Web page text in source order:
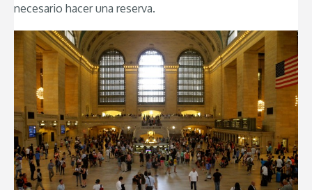
necesario hacer una reserva.